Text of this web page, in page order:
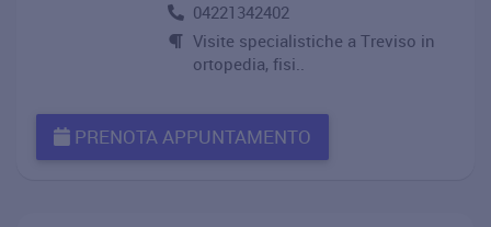
04221342402
Visite specialistiche a Treviso in
ortopedia, fisi..
PRENOTA APPUNTAMENTO